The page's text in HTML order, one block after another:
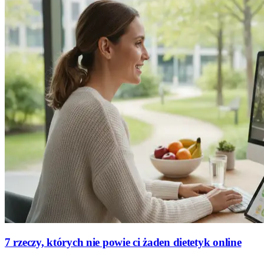
7 rzeczy, których nie powie ci żaden dietetyk online